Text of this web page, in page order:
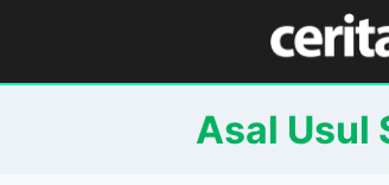
Asal Usul